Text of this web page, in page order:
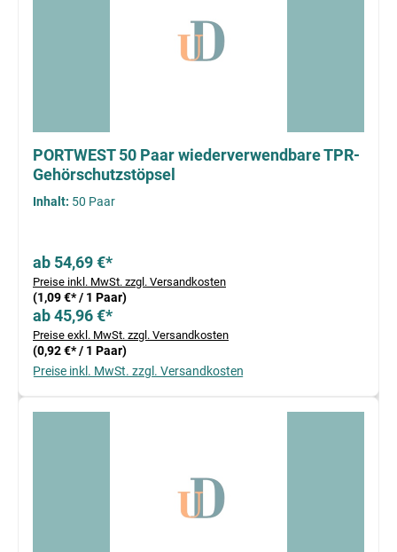
PORTWEST 50 Paar wiederverwendbare TPR-
Gehörschutzstöpsel
Inhalt: 50 Paar
ab 54,69 €*
Preise inkl. MwSt. zzgl. Versandkosten
(1,09 €* / 1 Paar)
ab 45,96 €*
Preise exkl. MwSt. zzgl. Versandkosten
(0,92 €* / 1 Paar)
Preise inkl. MwSt. zzgl. Versandkosten